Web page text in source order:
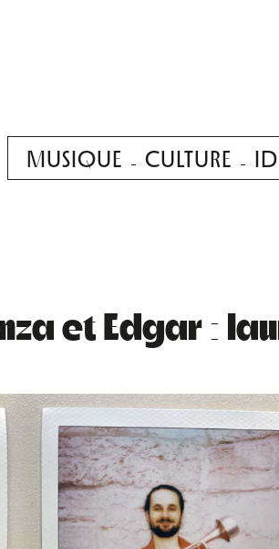
MUSIQUE CULTURE
et Edgar :